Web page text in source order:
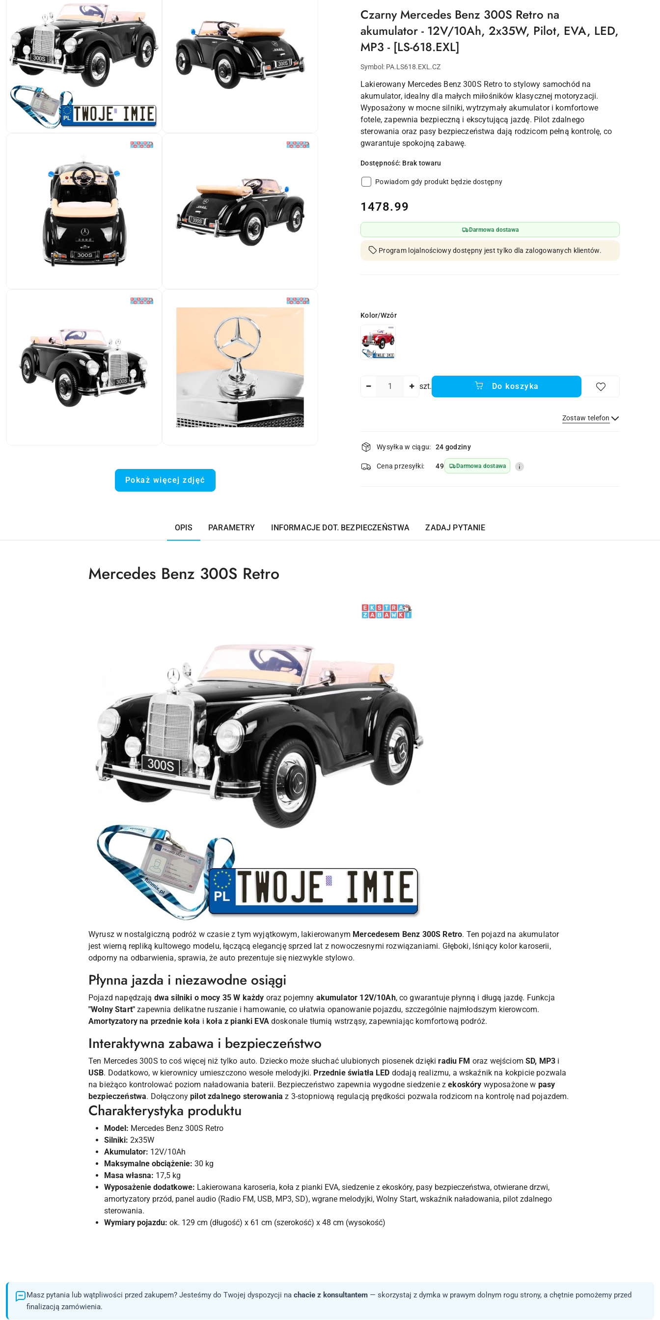
Pokaż więcej zdjęć
Czarny Mercedes Benz 300S Retro na
akumulator - 12V/10Ah, 2x35W, Pilot, EVA, LED,
MP3 - [LS-618.EXL]
Symbol: PA.LS618.EXL.CZ
Lakierowany Mercedes Benz 300S Retro to stylowy samochód na
akumulator, idealny dla małych miłośników klasycznej motoryzacji.
Wyposażony w mocne silniki, wytrzymały akumulator i komfortowe
fotele, zapewnia bezpieczną i ekscytującą jazdę. Pilot zdalnego
sterowania oraz pasy bezpieczeństwa dają rodzicom pełną kontrolę, co
gwarantuje spokojną zabawę.
Dostępność: Brak towaru
Powiadom gdy produkt będzie dostępny
cena:
1478.99
Darmowa dostawa
Program lojalnościowy dostępny jest tylko dla zalogowanych klientów.
Wariant
Kolor/Wzór
szt. Do koszyka
Zostaw telefon
Dostępność
i
dostawa
Wysyłka w ciągu: 24 godziny
Cena przesyłki: 49 Darmowa dostawa
OPIS PARAMETRY INFORMACJE DOT. BEZPIECZEŃSTWA ZADAJ PYTANIE
Mercedes Benz 300S Retro
Wyrusz w nostalgiczną podróż w czasie z tym wyjątkowym, lakierowanym Mercedesem Benz 300S Retro. Ten pojazd na akumulator
jest wierną repliką kultowego modelu, łączącą elegancję sprzed lat z nowoczesnymi rozwiązaniami. Głęboki, lśniący kolor karoserii,
odporny na odbarwienia, sprawia, że auto prezentuje się niezwykle stylowo.
Płynna jazda i niezawodne osiągi
Pojazd napędzają dwa silniki o mocy 35 W każdy oraz pojemny akumulator 12V/10Ah, co gwarantuje płynną i długą jazdę. Funkcja
"Wolny Start" zapewnia delikatne ruszanie i hamowanie, co ułatwia opanowanie pojazdu, szczególnie najmłodszym kierowcom.
Amortyzatory na przednie koła ikoła z pianki EVAdoskonale tłumią wstrząsy, zapewniając komfortową podróż.
Interaktywna zabawa i bezpieczeństwo
Ten Mercedes 300S to coś więcej niż tylko auto. Dziecko może słuchać ulubionych piosenek dziękiradiu FM oraz wejściomSD, MP3 i
USB. Dodatkowo, w kierownicy umieszczono wesołe melodyjki. Przednie światła LED dodają realizmu, a wskaźnik na kokpicie pozwala
na bieżąco kontrolować poziom naładowania baterii. Bezpieczeństwo zapewnia wygodne siedzenie zekoskóry wyposażone w pasy
bezpieczeństwa. Dołączonypilot zdalnego sterowania z 3-stopniową regulacją prędkości pozwala rodzicom na kontrolę nad pojazdem.
Charakterystyka produktu
Model: Mercedes Benz 300S Retro
Silniki: 2x35W
Akumulator: 12V/10Ah
Maksymalne obciążenie: 30 kg
Masa własna: 17,5 kg
Wyposażenie dodatkowe: Lakierowana karoseria, koła z pianki EVA, siedzenie z ekoskóry, pasy bezpieczeństwa, otwierane drzwi,
amortyzatory przód, panel audio (Radio FM, USB, MP3, SD), wgrane melodyjki, Wolny Start, wskaźnik naładowania, pilot zdalnego
sterowania.
Wymiary pojazdu: ok. 129 cm (długość) x 61 cm (szerokość) x 48 cm (wysokość)
Masz pytania lub wątpliwości przed zakupem? Jesteśmy do Twojej dyspozycji na chacie z konsultantem — skorzystaj z dymka w prawym dolnym rogu strony, a chętnie pomożemy przed
finalizacją zamówienia.